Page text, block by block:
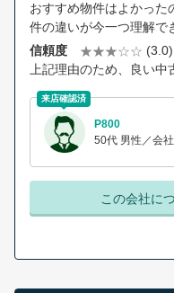
おすすめ物件はよかった
件の違いが今一つ理解で
信頼度
(3.0)
上記理由のため、良い中
来店確認済
P800
50代 男性／会
この会社に